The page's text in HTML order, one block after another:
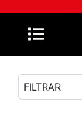
FILTRAR